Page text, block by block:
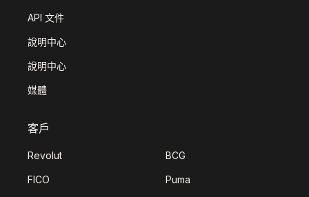
API 文件
說明中心
說明中心
媒體
客戶
Revolut BCG
FICO Puma